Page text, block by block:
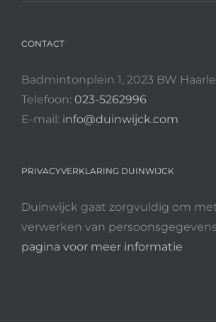
CONTACT
Badmintonplein 1, 2023 BW
Telefoon: 023-5262996
E-mail: info@duinwijck.com
PRIVACYVERKLARING DUINWIJCK
Duinwijck gaat zorgvuldig om
verwerken van
pagina voor meer informatie